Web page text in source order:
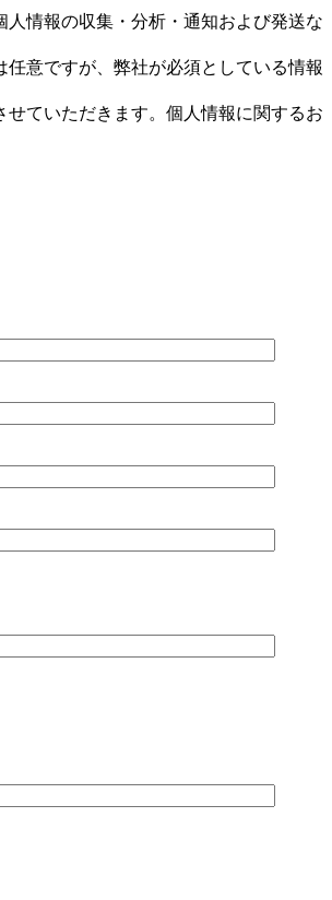
情報の収集・分析・通知および発送な
意ですが、弊社が必須としている情報
ていただきます。個人情報に関するお